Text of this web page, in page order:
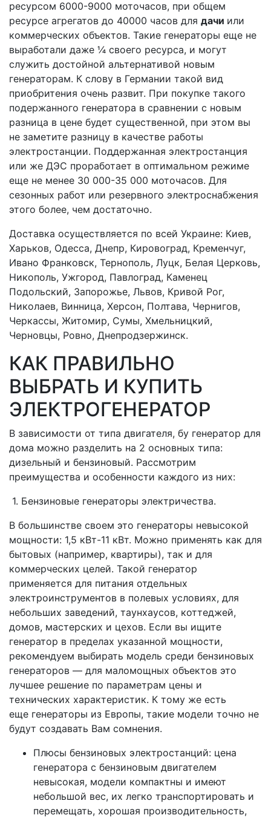
ресурсом 6000-9000 моточасов, при общем
ресурсе агрегатов до 40000 часов для дачи или
коммерческих объектов. Такие генераторы еще не
выработали даже ¼ своего ресурса, и могут
служить достойной альтернативой новым
генераторам. К слову в Германии такой вид
приобритения очень развит. При покупке такого
подержанного генератора в сравнении с новым
разница в цене будет существенной, при этом вы
не заметите разницу в качестве работы
электростанции. Поддержанная электростанция
или же ДЭС проработает в оптимальном режиме
еще не менее 30 000-35 000 моточасов. Для
сезонных работ или резервного электроснабжения
этого более, чем достаточно.
Доставка осуществляется по всей Украине: Киев,
Харьков, Одесса, Днепр, Кировоград, Кременчуг,
Ивано Франковск, Тернополь, Луцк, Белая Церковь,
Никополь, Ужгород, Павлоград, Каменец
Подольский, Запорожье, Львов, Кривой Рог,
Николаев, Винница, Херсон, Полтава, Чернигов,
Черкассы, Житомир, Сумы, Хмельницкий,
Черновцы, Ровно, Днепродзержинск.
КАК ПРАВИЛЬНО
ВЫБРАТЬ И КУПИТЬ
ЭЛЕКТРОГЕНЕРАТОР
В зависимости от типа двигателя, бу генератор для
дома можно разделить на 2 основных типа:
дизельный и бензиновый. Рассмотрим
преимущества и особенности каждого из них:
1. Бензиновые генераторы электричества.
В большинстве своем это генераторы невысокой
мощности: 1,5 кВт-11 кВт. Можно применять как для
бытовых (например, квартиры), так и для
коммерческих целей. Такой генератор
применяется для питания отдельных
электроинструментов в полевых условиях, для
небольших заведений, таунхаусов, коттеджей,
домов, мастерских и цехов. Если вы ищите
генератор в пределах указанной мощности,
рекомендуем выбирать модель среди бензиновых
генераторов — для маломощных объектов это
лучшее решение по параметрам цены и
технических характеристик. К тому же есть
еще генераторы из Европы, такие модели точно не
будут создавать Вам сомнения.
Плюсы бензиновых электростанций: цена
генератора с бензиновым двигателем
невысокая, модели компактны и имеют
небольшой вес, их легко транспортировать и
перемещать, хорошая производительность,